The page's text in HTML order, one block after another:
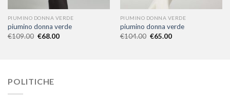
PIUMINO DONNA VERDE
piumino donna verde
€109.00 €68.00
PIUMINO DONNA VERDE
piumino donna verde
€104.00 €65.00
POLITICHE